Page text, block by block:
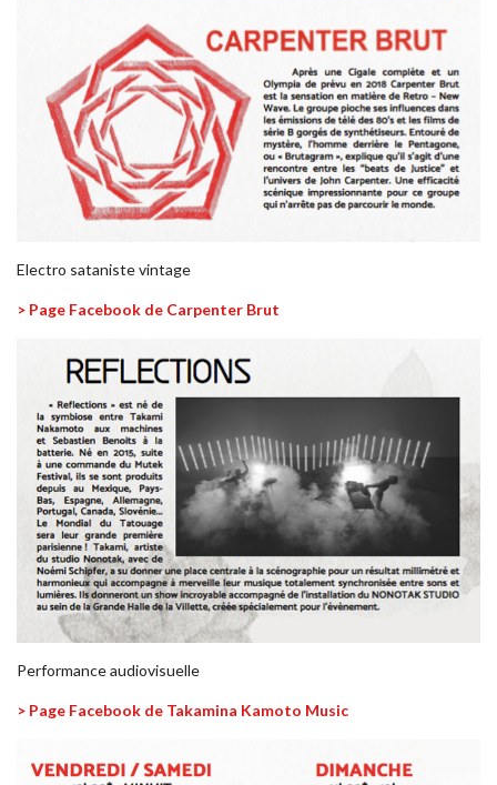
Electro sataniste vintage
> Page Facebook de Carpenter Brut
Performance audiovisuelle
> Page Facebook de Takamina Kamoto Music